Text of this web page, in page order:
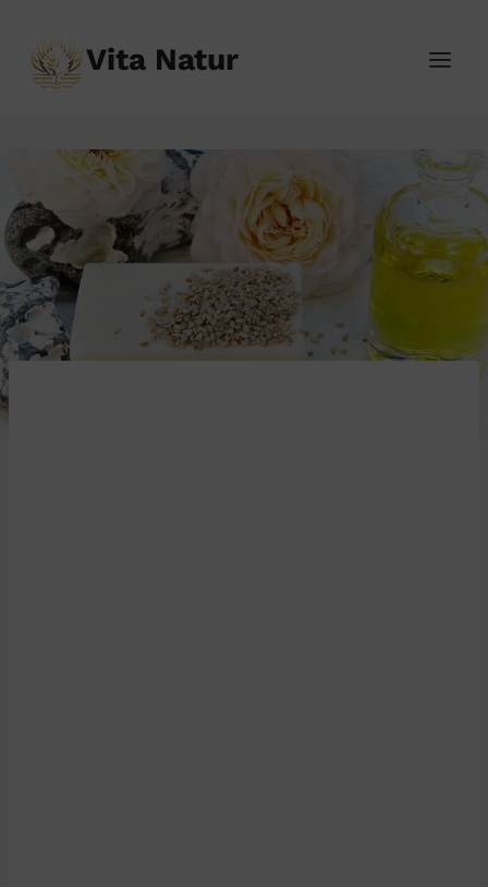
obsah
Vita Natur